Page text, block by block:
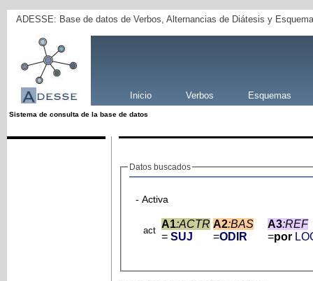
ADESSE: Base de datos de Verbos, Alternancias de Diátesis y
Inicio Verbos Esquemas
Sistema de consulta de la base de datos
Datos buscados
- Activa
act
A1:ACTR
= SUJ
A2:BAS
=ODIR
A3:REF
=por